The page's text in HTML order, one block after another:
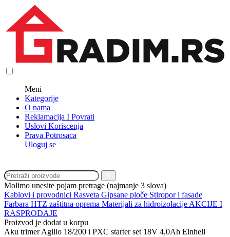
Meni
Kategorije
O nama
Reklamacija I Povrati
Uslovi Koriscenja
Prava Potrosaca
Uloguj se
Molimo unesite pojam pretrage (najmanje 3 slova)
Kablovi i provodnici Rasveta Gipsane ploče Stiropor i fasade
Farbara HTZ zaštitna oprema Materijali za hidroizolacije AKCIJE I
RASPRODAJE
Proizvod je dodat u korpu
Aku trimer Agillo 18/200 i PXC starter set 18V 4,0Ah Einhell